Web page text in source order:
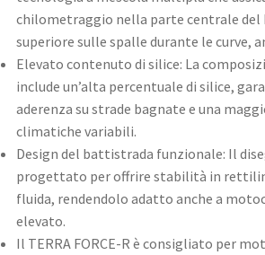
chilometraggio nella parte centrale del
superiore sulle spalle durante le curve,
Elevato contenuto di silice: La
include un’alta percentuale di silice,
aderenza su strade bagnate e una
climatiche variabili.
Design del battistrada funzionale: Il
progettato per offrire stabilità in
fluida, rendendolo adatto anche a
elevato.
Il TERRA FORCE-R è consigliato per